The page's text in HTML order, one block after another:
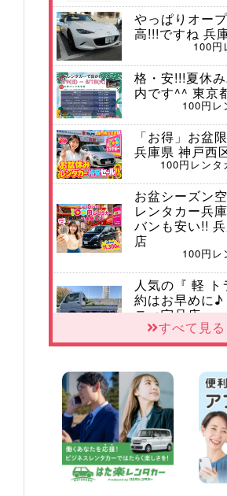
やっぱりオー
高!!!ですね 兵
100円
格・安!!!夏休
内です^^ 東京
100円レ
「お得」お盆
兵庫県 神戸西
100円レン
お盆シーズン
レンタカー兵
バンも安い!!
店
100円レ
人気の『 軽
約はお早めに
ティ宇品店
100円レンタカ
日市インター店
100円レンタカ
横浜弥生台店
キャンペーン
奈川県 横浜弥
100円レ
すべて見る